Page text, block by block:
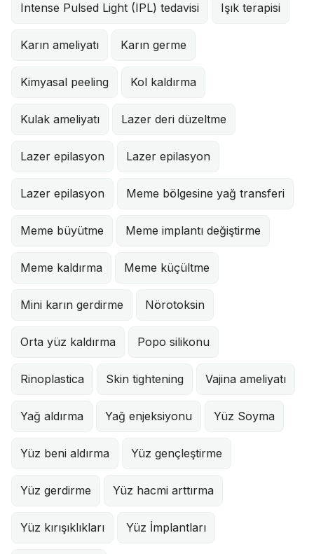
Intense Pulsed Light (IPL) tedavisi Işık terapisi
Karın ameliyatı Karın germe
Kimyasal peeling Kol kaldırma
Kulak ameliyatı Lazer deri düzeltme
Lazer epilasyon Lazer epilasyon
Lazer epilasyon Meme bölgesine yağ transferi
Meme büyütme Meme implantı değiştirme
Meme kaldırma Meme küçültme
Mini karın gerdirme Nörotoksin
Orta yüz kaldırma Popo silikonu
Rinoplastica Skin tightening Vajina ameliyatı
Yağ aldırma Yağ enjeksiyonu Yüz Soyma
Yüz beni aldırma Yüz gençleştirme
Yüz gerdirme Yüz hacmi arttırma
Yüz kırışıklıkları Yüz İmplantları